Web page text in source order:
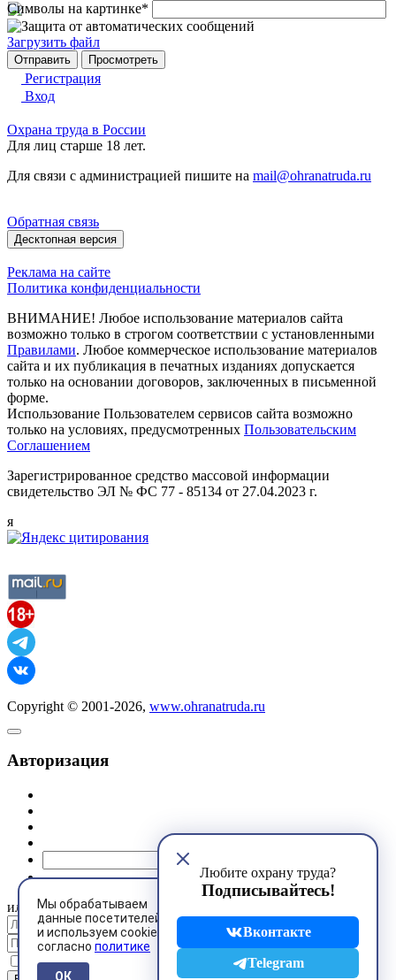
Символы на картинке*
Загрузить файл
Регистрация
Вход
Мы обрабатываем
данные посетителей
и используем cookies
согласно политике
ОК
Любите охрану труда?
Подписывайтесь!
Вконтакте
Telegram
Охрана труда в России
Для лиц старше 18 лет.
Для связи с администрацией пишите на mail@ohranatruda.ru
Обратная связь
Десктопная версия
Реклама на сайте
Политика конфиденциальности
ВНИМАНИЕ! Любое использование материалов сайта
возможно только в строгом соответствии с установленными
Правилами. Любое коммерческое использование материалов
сайта и их публикация в печатных изданиях допускается
только на основании договоров, заключенных в письменной
форме.
Использование Пользователем сервисов сайта возможно
только на условиях, предусмотренных Пользовательским
Соглашением
Зарегистрированное средство массовой информации
свидетельство ЭЛ № ФС 77 - 85134 от 27.04.2023 г.
я
Copyright © 2001-2026, www.ohranatruda.ru
Авторизация
или
Запомнить меня